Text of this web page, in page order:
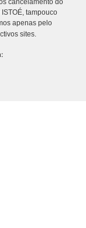
cancelamento do
tampouco
apenas pelo
sites.